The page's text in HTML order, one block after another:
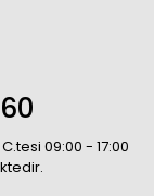
09:00 - 17:00